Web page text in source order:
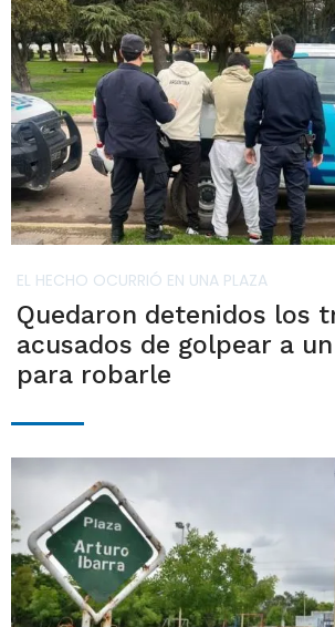
EL HECHO OCURRIÓ EN UNA PLAZA
Quedaron detenidos los
acusados de golpear a
para robarle